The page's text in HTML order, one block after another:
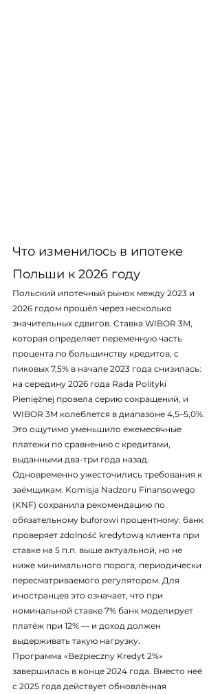
Что изменилось в ипотеке
Польши к 2026 году
Польский ипотечный рынок между 2023 и
2026 годом прошёл через несколько
значительных сдвигов. Ставка WIBOR 3M,
которая определяет переменную часть
процента по большинству кредитов, с
пиковых 7,5% в начале 2023 года снизилась:
на середину 2026 года Rada Polityki
Pieniężnej провела серию сокращений, и
WIBOR 3M колеблется в диапазоне 4,5–5,0%.
Это ощутимо уменьшило ежемесячные
платежи по сравнению с кредитами,
выданными два-три года назад.
Одновременно ужесточились требования к
заёмщикам. Komisja Nadzoru Finansowego
(KNF) сохранила рекомендацию по
обязательному buforowi процентному: банк
проверяет zdolność kredytową клиента при
ставке на 5 п.п. выше актуальной, но не
ниже минимального порога, периодически
пересматриваемого регулятором. Для
иностранцев это означает, что при
номинальной ставке 7% банк моделирует
платёж при 12% — и доход должен
выдерживать такую нагрузку.
Программа «Bezpieczny Kredyt 2%»
завершилась в конце 2024 года. Вместо неё
с 2025 года действует обновлённая